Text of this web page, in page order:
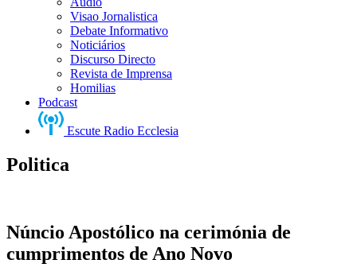
Visao Jornalistica
Debate Informativo
Noticiários
Discurso Directo
Revista de Imprensa
Homilias
Podcast
Escute Radio Ecclesia
Politica
Núncio Apostólico na cerimónia de
cumprimentos de Ano Novo